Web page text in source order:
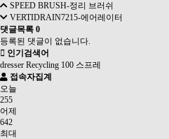
SPEED BRUSH-정리 브러쉬
VERTIDRAIN7215-에어레이터
댓글목록 0
등록된 댓글이 없습니다.
인기검색어
dresser Recycling 100 스프레
접속자집계
오늘
255
어제
642
최대